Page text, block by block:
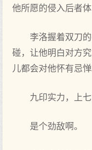
他所愿的侵入后者
李洛握着双刀
碰，让他明白对方
儿都会对他怀有忌惮
九印实力，上七
是个劲敌啊。